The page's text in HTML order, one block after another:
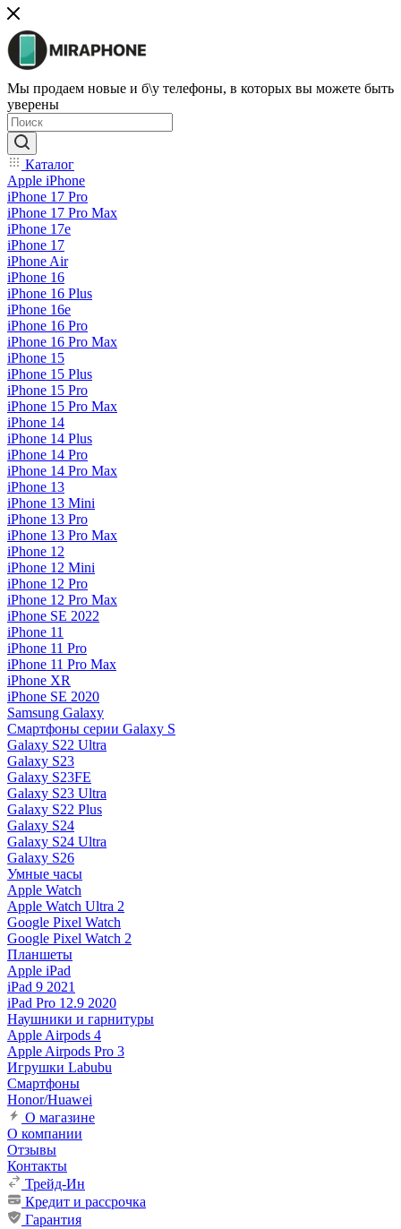
Мы продаем новые и б\у телефоны, в которых вы можете быть
уверены
Каталог
Apple iPhone
iPhone 17 Pro
iPhone 17 Pro Max
iPhone 17e
iPhone 17
iPhone Air
iPhone 16
iPhone 16 Plus
iPhone 16e
iPhone 16 Pro
iPhone 16 Pro Max
iPhone 15
iPhone 15 Plus
iPhone 15 Pro
iPhone 15 Pro Max
iPhone 14
iPhone 14 Plus
iPhone 14 Pro
iPhone 14 Pro Max
iPhone 13
iPhone 13 Mini
iPhone 13 Pro
iPhone 13 Pro Max
iPhone 12
iPhone 12 Mini
iPhone 12 Pro
iPhone 12 Pro Max
iPhone SE 2022
iPhone 11
iPhone 11 Pro
iPhone 11 Pro Max
iPhone XR
iPhone SE 2020
Samsung Galaxy
Смартфоны серии Galaxy S
Galaxy S22 Ultra
Galaxy S23
Galaxy S23FE
Galaxy S23 Ultra
Galaxy S22 Plus
Galaxy S24
Galaxy S24 Ultra
Galaxy S26
Умные часы
Apple Watch
Apple Watch Ultra 2
Google Pixel Watch
Google Pixel Watch 2
Планшеты
Apple iPad
iPad 9 2021
iPad Pro 12.9 2020
Наушники и гарнитуры
Apple Airpods 4
Apple Airpods Pro 3
Игрушки Labubu
Смартфоны
Honor/Huawei
О магазине
О компании
Отзывы
Контакты
Трейд-Ин
Кредит и рассрочка
Гарантия